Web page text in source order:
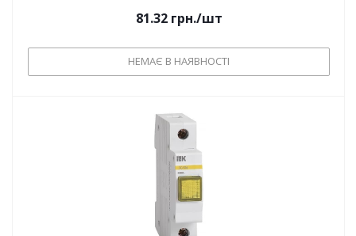
81.32грн./шт
НЕМАЄ В НАЯВНОСТІ